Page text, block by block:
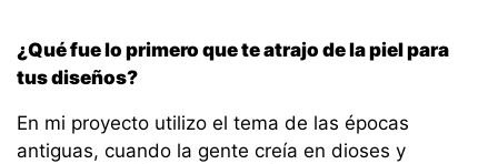
¿Qué fue lo primero que te atrajo de la piel para
tus diseños?
En mi proyecto utilizo el tema de las épocas
antiguas, cuando la gente creía en dioses y